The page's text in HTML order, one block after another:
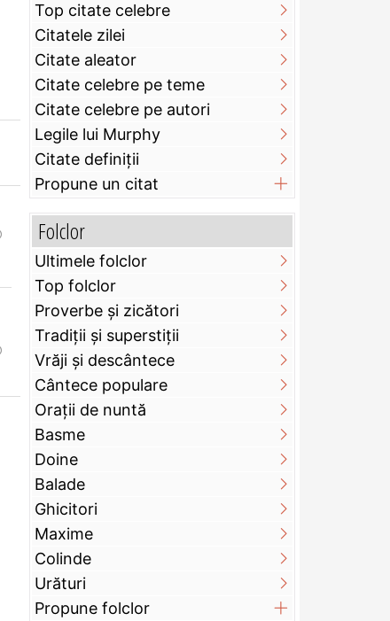
Top citate celebre
Citatele zilei
Citate aleator
Citate celebre pe teme
Citate celebre pe autori
Legile lui Murphy
Citate definiţii
Propune un citat
Folclor
Ultimele folclor
Top folclor
Proverbe și zicători
Tradiții și superstiții
Vrăji și descântece
Cântece populare
Orații de nuntă
Basme
Doine
Balade
Ghicitori
Maxime
Colinde
Urături
Propune folclor